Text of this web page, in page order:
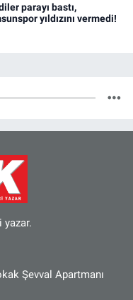
parayı bastı,
yıldızını vermedi!
yazar.
Şevval Apartmanı